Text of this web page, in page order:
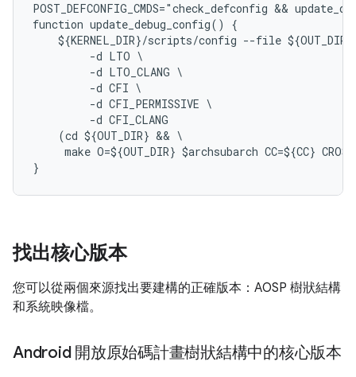
POST_DEFCONFIG_CMDS="check_defconfig &&
function update_debug_config() {
${KERNEL_DIR}/scripts/config --file
         -d LTO \
         -d LTO_CLANG \
         -d CFI \
         -d CFI_PERMISSIVE \
         -d CFI_CLANG
    (cd ${OUT_DIR} && \
make O=${OUT_DIR} $archsubarch CC=${CC}
}
找出核心版本
您可以從兩個來源找出要建構的正確版本：AOSP 樹狀結構
和系統映像檔。
Android 開放原始碼計畫樹狀結構中的核心版本